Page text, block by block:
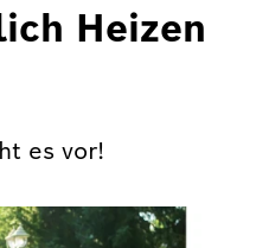
Heizen
es vor!